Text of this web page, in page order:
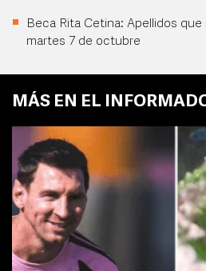
Beca Rita Cetina: Apellidos
martes 7 de octubre
MÁS EN EL